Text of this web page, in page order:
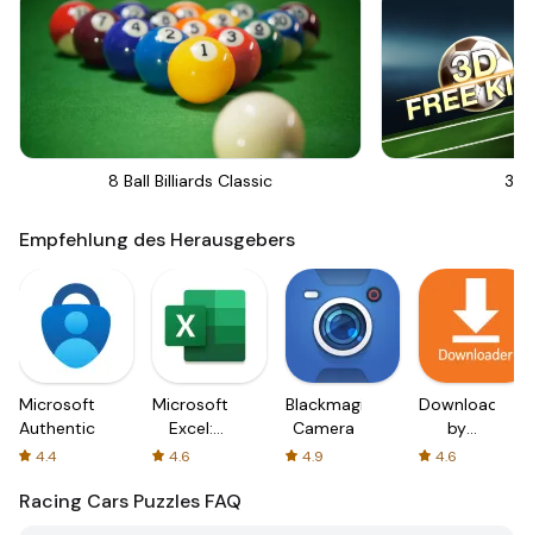
8 Ball Billiards Classic 3D
Empfehlung des Herausgebers
Microsoft
Authenticator
4.4
Microsoft
Excel:
Spreadsheets
4.6
Blackmagic
Camera
4.9
Downloader
by
AFTVnews
4.6
Racing Cars Puzzles FAQ